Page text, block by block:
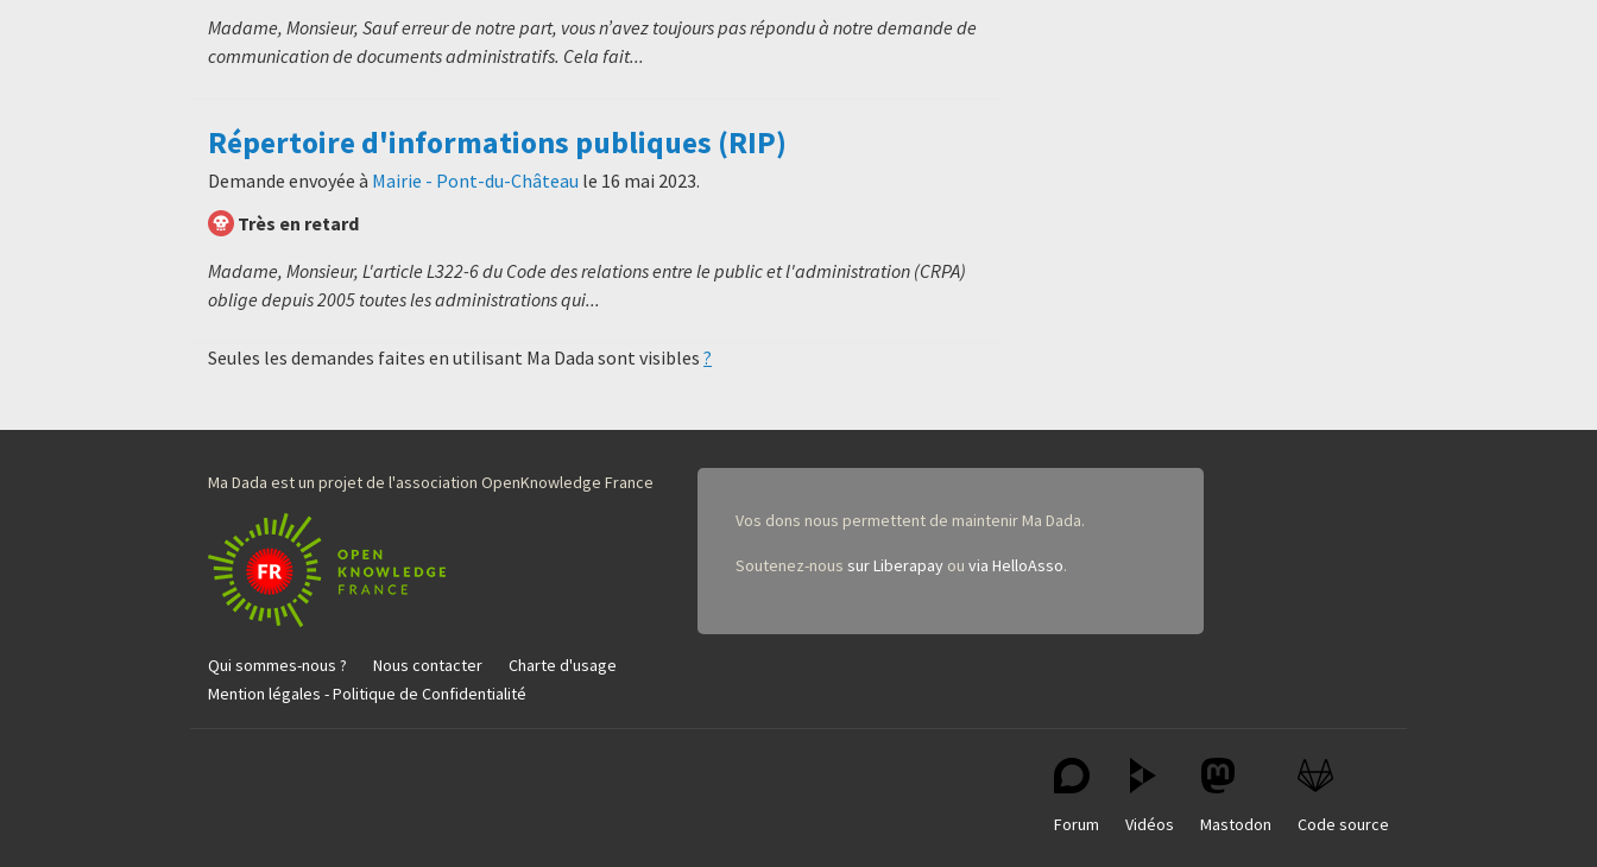
Madame, Monsieur, Sauf erreur de notre part, vous n’avez toujours pas répondu à notre demande de
communication de documents administratifs. Cela fait...
Répertoire d'informations publiques (RIP)
Demande envoyée à Mairie - Pont-du-Château le 16 mai 2023.
Très en retard
Madame, Monsieur, L'article L322-6 du Code des relations entre le public et l'administration (CRPA)
oblige depuis 2005 toutes les administrations qui...
Seules les demandes faites en utilisant Ma Dada sont visibles ?
Ma Dada est un projet de l'association OpenKnowledge France
Qui sommes-nous ? Nous contacter
Charte d'usage
Mention légales - Politique de Confidentialité
Vos dons nous permettent de maintenir Ma Dada.
Soutenez-nous sur Liberapayou via HelloAsso.
Code source
Mastodon
Vidéos
Forum